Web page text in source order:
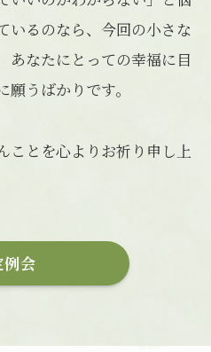
いるのなら、今回の小さな
あなたにとっての幸福に目
うばかりです。
ことを心よりお祈り申し上
例会